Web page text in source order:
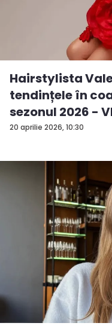
20 aprilie 2026, 10:30
Hairstylista
tendințele în
sezonul 2026 -